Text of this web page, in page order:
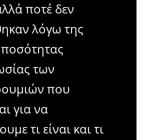
ποτέ δεν
λόγω της
των
που
για να
τι είναι και τι